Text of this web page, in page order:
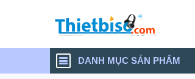
DANH MỤC SẢN PHẨM